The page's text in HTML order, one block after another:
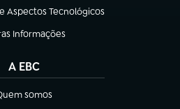
Aspectos Tecnológicos
aba)
Informações
em nova aba)
A EBC
somos
em nova aba)